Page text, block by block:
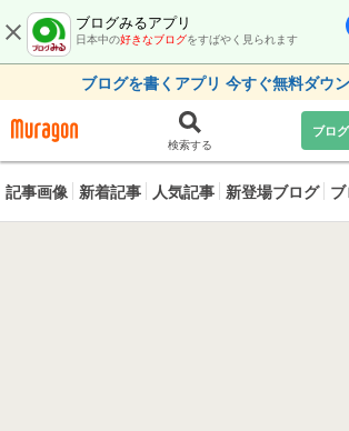
ブログみるアプリ
日本中の好きなブログをすばやく見られます
ブログを書くアプリ 今すぐ無料ダウ
検索する
ブロ
記事画像 新着記事 人気記事 新登場ブログ